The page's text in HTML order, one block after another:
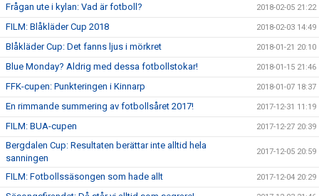
Frågan ute i kylan: Vad är fotboll? 2018-02-05 21:22
FILM: Blåkläder Cup 2018 2018-02-03 14:49
Blåkläder Cup: Det fanns ljus i mörkret 2018-01-21 20:10
Blue Monday? Aldrig med dessa fotbollstokar! 2018-01-15 21:46
FFK-cupen: Punkteringen i Kinnarp 2018-01-07 18:37
En rimmande summering av fotbollsåret 2017! 2017-12-31 11:19
FILM: BUA-cupen 2017-12-27 20:39
Bergdalen Cup: Resultaten berättar inte alltid hela
sanningen
2017-12-05 20:59
FILM: Fotbollssäsongen som hade allt 2017-12-04 20:29